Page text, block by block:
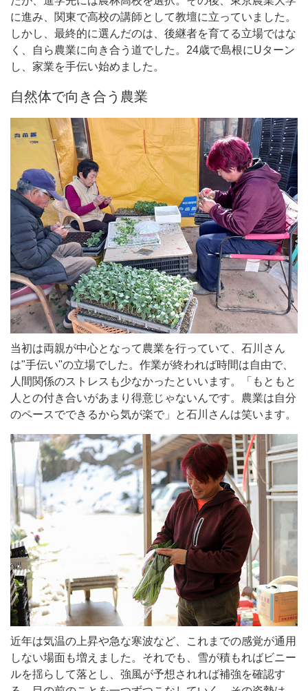
に進み、関東で高校の講師として教壇に立っていました。
しかし、最終的に選んだのは、後継者を育てる立場ではな
く、自ら農業に向き合う道でした。24歳で島根にUターン
し、家業を手伝い始めました。
自然体で向き合う農業
当初は両親が中心となって農業を行っていて、石川さん
は"手伝い"の立場でした。作業が終われば時間は自由で、
人間関係のストレスも少なかったといいます。「もともと
人との付き合いがあまり得意じゃないんです。農業は自分
のペースでできるから気が楽で」と石川さんは笑います。
近年は気温の上昇や急な寒波など、これまでの感覚が通用
しない場面も増えました。それでも、雪が積もればビニー
ルを揺らして落とし、強風が予想されれば補強を確認す